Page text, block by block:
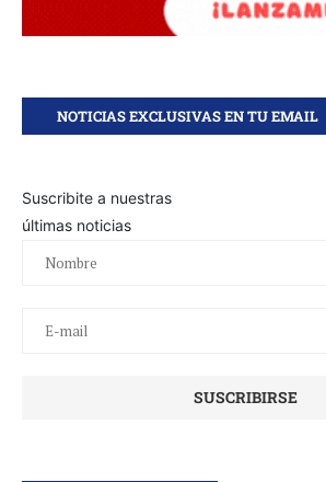
NOTICIAS EXCLUSIVAS EN TU EMAIL
Suscribite a nuestras
últimas noticias